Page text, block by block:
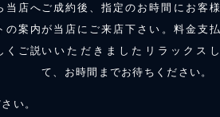
当店へ
の案内
くご説
ご成約後、指定のお時間にお客様
が当店にご来店下さい。料金支払
いいただきましたリラックスし
て、お時間までお待ちください。
い。